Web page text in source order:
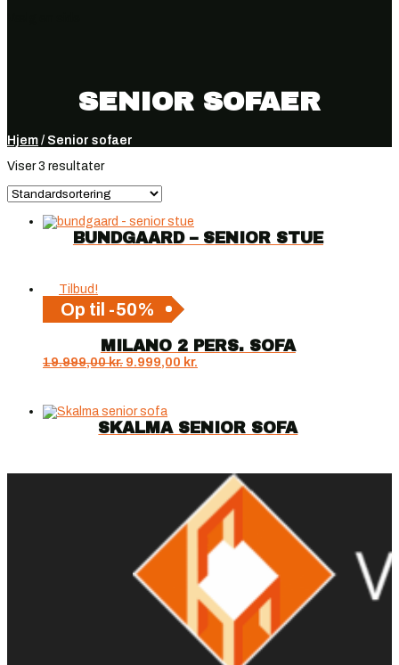
SENIOR SOFAER
Hjem / Senior sofaer
Viser 3 resultater
BUNDGAARD – SENIOR STUE
Tilbud!
Op til -50%
MILANO 2 PERS. SOFA
19.999,00kr. Den
19.999,00 kr..
9.999,00 kr.
9.999,00 kr..
SKALMA SENIOR SOFA